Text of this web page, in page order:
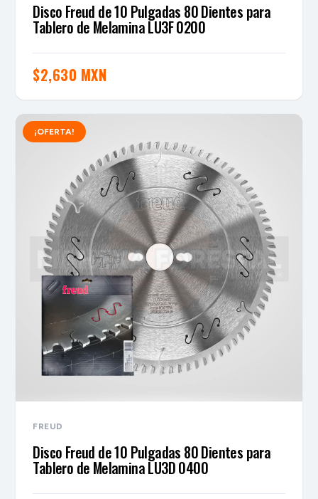
Disco Freud de 10 Pulgadas 80 Dientes para
Tablero de Melamina LU3F 0200
$2,630 MXN
¡OFERTA!
FREUD
Disco Freud de 10 Pulgadas 80 Dientes para
Tablero de Melamina LU3D 0400